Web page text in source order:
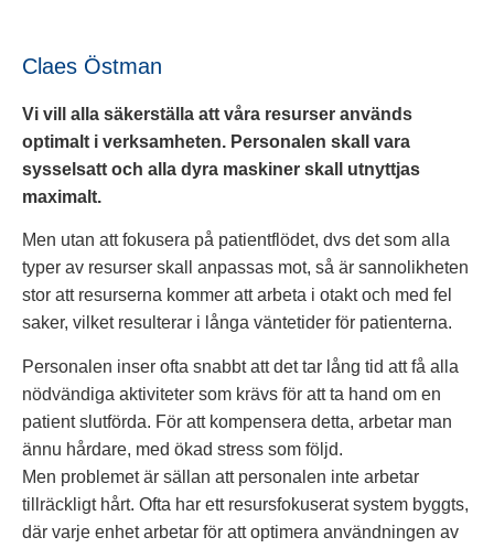
Claes Östman
Vi vill alla säkerställa att våra resurser används
optimalt i verksamheten. Personalen skall vara
sysselsatt och alla dyra maskiner skall utnyttjas
maximalt.
Men utan att fokusera på patientflödet, dvs det som alla
typer av resurser skall anpassas mot, så är sannolikheten
stor att resurserna kommer att arbeta i otakt och med fel
saker, vilket resulterar i långa väntetider för patienterna.
Personalen inser ofta snabbt att det tar lång tid att få alla
nödvändiga aktiviteter som krävs för att ta hand om en
patient slutförda. För att kompensera detta, arbetar man
ännu hårdare, med ökad stress som följd.
Men problemet är sällan att personalen inte arbetar
tillräckligt hårt. Ofta har ett resursfokuserat system byggts,
där varje enhet arbetar för att optimera användningen av